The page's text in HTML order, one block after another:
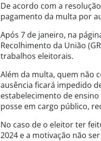
De acordo com a
pagamento da multa por
Após 7 de janeiro, na
Recolhimento da União
trabalhos eleitorais.
Além da multa, quem não
ausência ficará impedido
estabelecimento de
posse em cargo público,
No caso de o eleitor ter
2024 e a motivação não